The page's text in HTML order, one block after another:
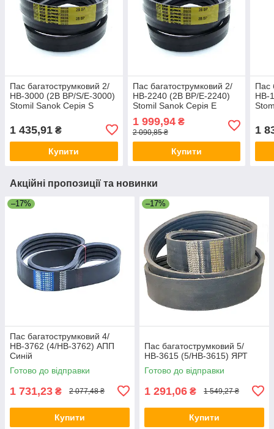
Пас багатострумковий 2/
НВ-3000 (2B BP/S/E-3000)
Stomil Sanok Серія S
1 435,91 ₴
Купити
Пас багатострумковий 2/
НВ-2240 (2B BP/E-2240)
Stomil Sanok Серія E
1 999,94₴
2 090,85 ₴
Купити
Пас
НВ-
1
Акційні пропозиції та новинки
–17%
Пас багатострумковий 4/
НВ-3762 (4/HB-3762) АПП
Синій
Готово до відправки
1 731,23 ₴ 2 077,48 ₴
Купити
–17%
Пас багатострумковий 5/
НВ-3615 (5/HB-3615) ЯРТ
Готово до відправки
1 291,06 ₴ 1 549,27 ₴
Купити